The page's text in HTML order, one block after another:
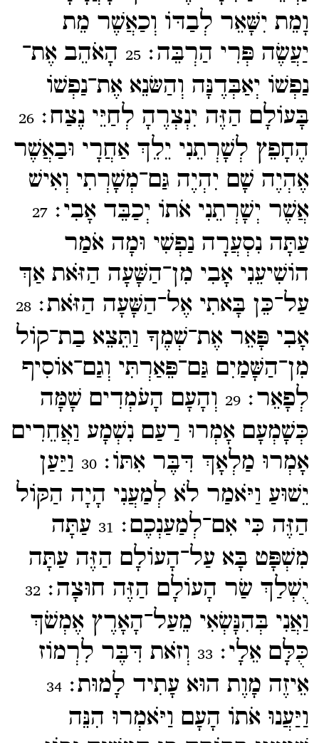
וָמֵת יִשָּׁאֵר לְבַדּוֹ וְכַאֲשֶׁר מֵת
יַעֲשֶׂה פְּרִי הַרְבֵּה׃25 הָאֹהֵב אֶת־​
נַפְשׁוֹ יְאַבְּדֶנָּה וְהַשּׂנֵא אֶת־​נַפְשׁוֹ
בָּעוֹלָם הַזֶּה יִנְצְרֶהָ לְחַיֵּי נֶצַח׃26
הֶחָפֵץ לְשָׁרְתֵנִי יֵלֵךְ אַחֲרָי וּבַאֲשֶׁר
אֶהְיֶה שָׁם יִהְיֶה גַּם־​מְשָׁרְתִי וְאִישׁ
אֲשֶׁר יְשָׁרְתֵנִי אֹתוֹ יְכַבֵּד אָבִי׃27
עַתָּה נִסְעֲרָה נַפְשִׁי וּמָה אֹמַר
הוֹשִׁיעֵנִי אָבִי מִן־​הַשָּׁעָה הַזֹּאת אַךְ
עַל־​כֵּן בָּאתִי אֶל־​הַשָּׁעָה הַזֹּאת׃28
אָבִי פָּאֵר אֶת־​שְׁמֶךָ וַתֵּצֵא בַת־​קוֹל
מִן־​הַשָּׁמַיִם גַּם־​פֵּאַרְתִּי וְגַם־​אוֹסִיף
לְפָאֵר׃29 וְהָעָם הָעֹמְדִים שָׁמָּה
כְּשָׁמְעָם אָמְרוּ רַעַם נִשְׁמָע וַאֲחֵרִים
אָמְרוּ מַלְאָךְ דִּבֶּר אִתּוֹ׃30 וַיַּעַן
יֵשׁוּעַ וַיֹּאמַר לֹא לְמַעֲנִי הָיָה הַקּוֹל
הַזֶּה כִּי אִם־​לְמַעַנְכֶם׃ 31 עַתָּה
מִשְׁפָּט בָּא עַל־​הָעוֹלָם הַזֶּה עַתָּה
יֻשְׁלַךְ שַׂר הָעוֹלָם הַזֶּה חוּצָה׃32
וַאֲנִי בְּהִנָּשְׂאִי מֵעַל־​הָאָרֶץ אֶמְשֹׁךְ
כֻּלָּם אֵלָי׃33 וְזֹאת דִּבֶּר לִרְמוֹז
אֵיזֶה מָוֶת הוּא עָתִיד לָמוּת׃34
וַיַּעֲנוּ אֹתוֹ הָעָם וַיֹּאמְרוּ הִנֵּה